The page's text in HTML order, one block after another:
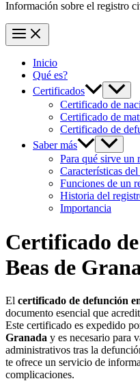
Información sobre el registro
Inicio
Qué es?
Certificados
Certificado de
Certificado de
Certificado de
Saber más
Para qué sirve un
Características
Funciones de un
Historia del
Importancia
Certificado
Beas de
El certificado de defunción
documento esencial que
Este certificado es expedido
Granada y es necesario para
administrativos tras la
te ofrece un servicio de
complicaciones.